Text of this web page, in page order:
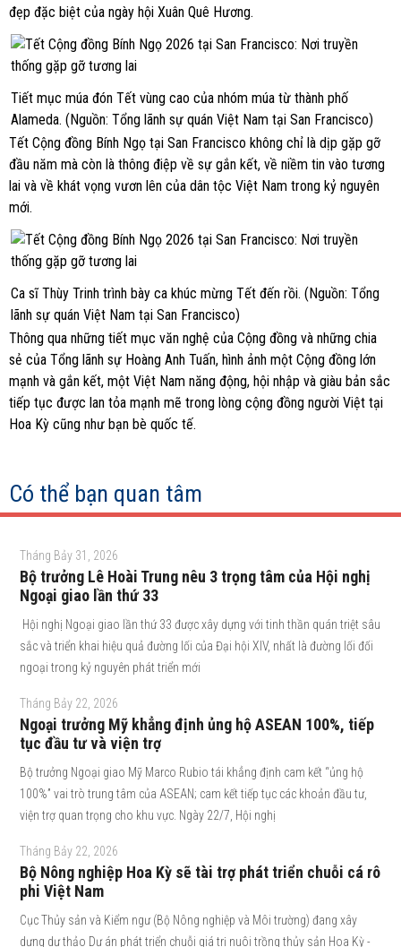
đẹp đặc biệt của ngày hội Xuân Quê Hương.
Tiết mục múa đón Tết vùng cao của nhóm múa từ thành phố
Alameda. (Nguồn: Tổng lãnh sự quán Việt Nam tại San Francisco)
Tết Cộng đồng Bính Ngọ tại San Francisco không chỉ là dịp gặp gỡ
đầu năm mà còn là thông điệp về sự gắn kết, về niềm tin vào tương
lai và về khát vọng vươn lên của dân tộc Việt Nam trong kỷ nguyên
mới.
Ca sĩ Thùy Trinh trình bày ca khúc mừng Tết đến rồi. (Nguồn: Tổng
lãnh sự quán Việt Nam tại San Francisco)
Thông qua những tiết mục văn nghệ của Cộng đồng và những chia
sẻ của Tổng lãnh sự Hoàng Anh Tuấn, hình ảnh một Cộng đồng lớn
mạnh và gắn kết, một Việt Nam năng động, hội nhập và giàu bản sắc
tiếp tục được lan tỏa mạnh mẽ trong lòng cộng đồng người Việt tại
Hoa Kỳ cũng như bạn bè quốc tế.
Có thể bạn quan tâm
Tháng Bảy 31, 2026
Bộ trưởng Lê Hoài Trung nêu 3 trọng tâm của Hội nghị
Ngoại giao lần thứ 33
Hội nghị Ngoại giao lần thứ 33 được xây dựng với tinh thần quán triệt sâu
sắc và triển khai hiệu quả đường lối của Đại hội XIV, nhất là đường lối đối
ngoại trong kỷ nguyên phát triển mới
Tháng Bảy 22, 2026
Ngoại trưởng Mỹ khẳng định ủng hộ ASEAN 100%, tiếp
tục đầu tư và viện trợ
Bộ trưởng Ngoại giao Mỹ Marco Rubio tái khẳng định cam kết “ủng hộ
100%” vai trò trung tâm của ASEAN; cam kết tiếp tục các khoản đầu tư,
viện trợ quan trọng cho khu vực. Ngày 22/7, Hội nghị
Tháng Bảy 22, 2026
Bộ Nông nghiệp Hoa Kỳ sẽ tài trợ phát triển chuỗi cá rô
phi Việt Nam
Cục Thủy sản và Kiểm ngư (Bộ Nông nghiệp và Môi trường) đang xây
dựng dự thảo Dự án phát triển chuỗi giá trị nuôi trồng thủy sản Hoa Kỳ -